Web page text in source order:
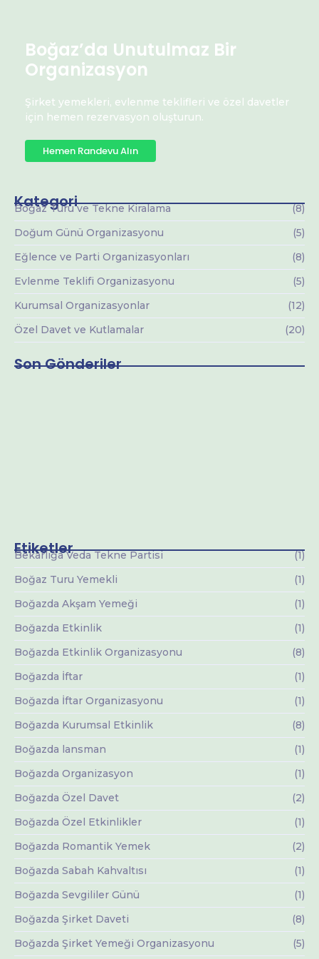
Boğaz’da Unutulmaz Bir
Organizasyon
Şirket yemekleri, evlenme teklifleri ve özel davetler
için hemen rezervasyon oluşturun.
Hemen Randevu Alın
Kategori
Boğaz Turu ve Tekne Kiralama
(8)
Doğum Günü Organizasyonu
(5)
Eğlence ve Parti Organizasyonları
(8)
Evlenme Teklifi Organizasyonu
(5)
Kurumsal Organizasyonlar
(12)
Özel Davet ve Kutlamalar
(20)
Son Gönderiler
Etiketler
Bekarlığa Veda Tekne Partisi
(1)
Boğaz Turu Yemekli
(1)
Boğazda Akşam Yemeği
(1)
Boğazda Etkinlik
(1)
Boğazda Etkinlik Organizasyonu
(8)
Boğazda İftar
(1)
Boğazda İftar Organizasyonu
(1)
Boğazda Kurumsal Etkinlik
(8)
Boğazda lansman
(1)
Boğazda Organizasyon
(1)
Boğazda Özel Davet
(2)
Boğazda Özel Etkinlikler
(1)
Boğazda Romantik Yemek
(2)
Boğazda Sabah Kahvaltısı
(1)
Boğazda Sevgililer Günü
(1)
Boğazda Şirket Daveti
(8)
Boğazda Şirket Yemeği Organizasyonu
(5)